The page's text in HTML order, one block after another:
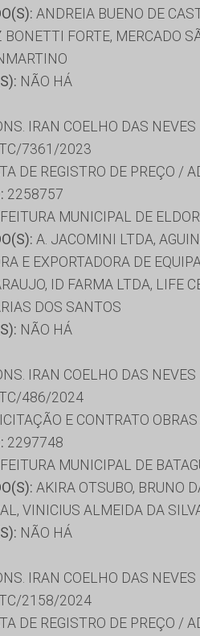
ANDREIA BUENO DE
BONETTI FORTE, MERCADO
NÃO HÁ
IRAN COELHO DAS NEVES
7361/2023
DE REGISTRO DE PREÇO /
2258757
MUNICIPAL DE
A. JACOMINI LTDA,
E EXPORTADORA DE
ID FARMA LTDA, LIFE
DOS SANTOS
NÃO HÁ
IRAN COELHO DAS NEVES
486/2024
E CONTRATO
2297748
MUNICIPAL DE
AKIRA OTSUBO, BRUNO
VINICIUS ALMEIDA DA
NÃO HÁ
IRAN COELHO DAS NEVES
2158/2024
DE REGISTRO DE PREÇO /